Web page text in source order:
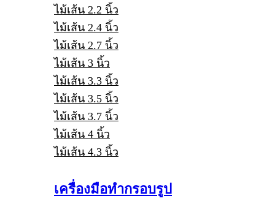
ไม้เส้น 2.2 นิ้ว
ไม้เส้น 2.4 นิ้ว
ไม้เส้น 2.7 นิ้ว
ไม้เส้น 3 นิ้ว
ไม้เส้น 3.3 นิ้ว
ไม้เส้น 3.5 นิ้ว
ไม้เส้น 3.7 นิ้ว
ไม้เส้น 4 นิ้ว
ไม้เส้น 4.3 นิ้ว
เครื่องมือทำกรอบรูป